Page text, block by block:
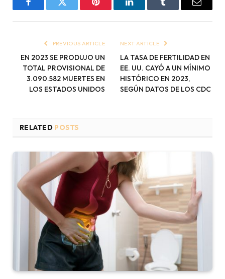
FacebookTwitter Pinterest LinkedInTumblr Email
PREVIOUS ARTICLE
EN 2023 SE PRODUJO UN
TOTAL PROVISIONAL DE
3.090.582 MUERTES EN
LOS ESTADOS UNIDOS
NEXT ARTICLE
LA TASA DE FERTILIDAD EN
EE. UU. CAYÓ A UN MÍNIMO
HISTÓRICO EN 2023,
SEGÚN DATOS DE LOS CDC
RELATED POSTS